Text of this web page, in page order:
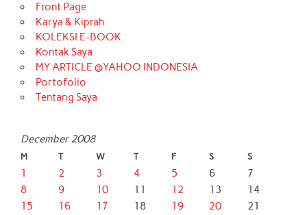
Front Page
Karya & Kiprah
KOLEKSI E-BOOK
Kontak Saya
MY ARTICLE @YAHOO INDONESIA
Portofolio
Tentang Saya
December 2008
M T W T F S S
1 2 3 4 5 6
7
8
9 10 11 12 13
14
15
16 17 18 19 20
21